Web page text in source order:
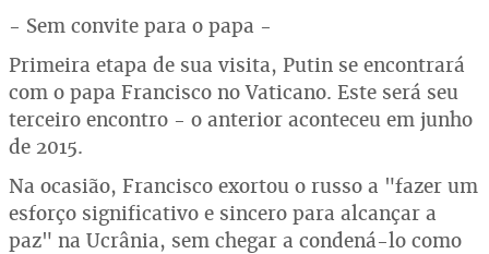
- Sem convite para o papa -
Primeira etapa de sua visita, Putin se encontrará
com o papa Francisco no Vaticano. Este será seu
terceiro encontro - o anterior aconteceu em junho
de 2015.
Na ocasião, Francisco exortou o russo a "fazer um
esforço significativo e sincero para alcançar a
paz" na Ucrânia, sem chegar a condená-lo como